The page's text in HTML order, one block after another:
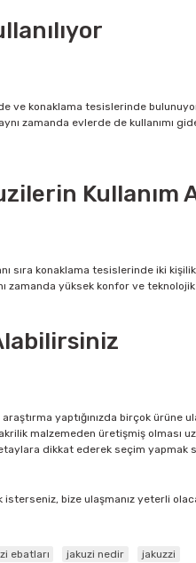
ve konaklama tesislerinde
aynı zamanda evlerde de kullanımı
Kullanım
sıra konaklama tesislerinde iki
zamanda yüksek konfor ve
yaptığınızda birçok
malzemeden üretişmiş olması
dikkat ederek seçim yapmak
bize ulaşmanız yeterli
ebatları jakuzi nedir jakuzzi